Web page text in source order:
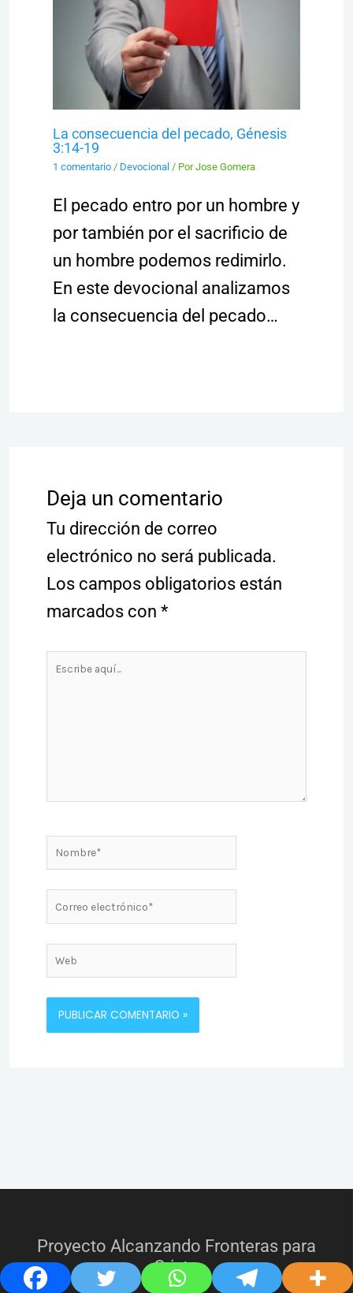
La consecuencia del pecado, Génesis
3:14-19
1 comentario / Devocional / PorJose Gomera
El pecado entro por un hombre y
por también por el sacrificio de
un hombre podemos redimirlo.
En este devocional analizamos
la consecuencia del pecado…
Deja un comentario
Tu dirección de correo
electrónico no será publicada.
Los campos obligatorios están
marcados con *
Escribe
Nombre*
Correo
electrónico*
Web
Proyecto Alcanzando Fronteras para
Cristo